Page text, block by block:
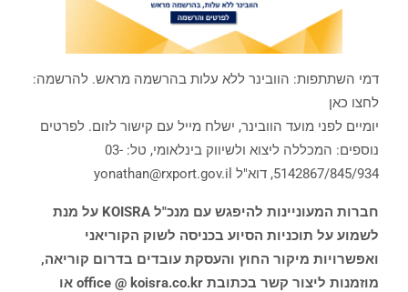
דמי השתתפות: הוובינר ללא עלות בהרשמה מראש. להרשמה:
לחצו כאן
יומיים לפני מועד הוובינר, ישלח מייל עם קישור לזום. לפרטים
נוספים: המכללה ליצוא ולשיווק בינלאומי, טל: 03-
5142867/845/934, דוא"ל yonathan@rxport.gov.il
חברות המעוניינות להיפגש עם מנכ"ל KOISRA על מנת
לשמוע על תוכניות הסיוע בכניסה לשוק הקוריאני
ואפשרויות מיקור החוץ והעסקת עובדים בדרום קוריאה,
מוזמנות ליצור קשר בכתובת office @ koisra.co.kr או